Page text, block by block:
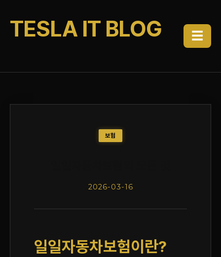
TESLA IT BLOG ☰
보험
2026-03-16
일일자동차보험이란?